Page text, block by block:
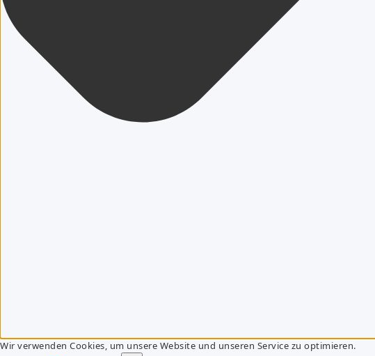
Wir verwenden Cookies, um unsere Website und unseren Service zu optimieren.